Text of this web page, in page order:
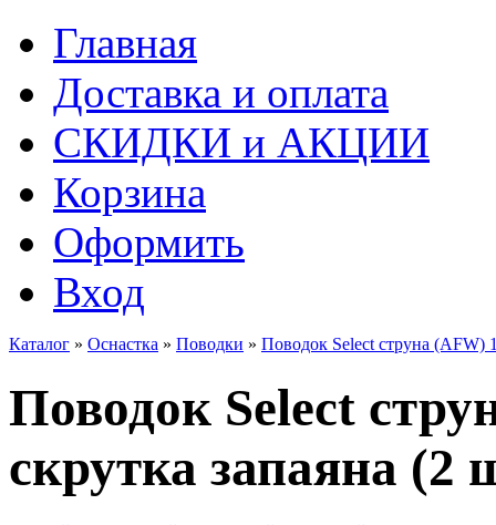
Главная
Доставка и оплата
СКИДКИ и АКЦИИ
Корзина
Оформить
Вход
Каталог » Оснастка » Поводки » Поводок Select струна (AFW)
Поводок Select
скрутка запаяна (2